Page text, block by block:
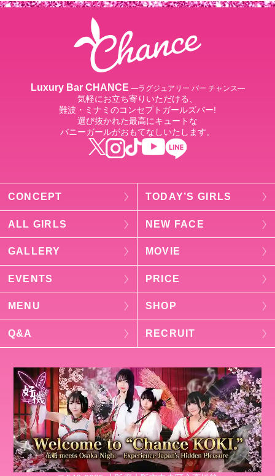
Luxury Bar CHANCE ―ラグジュアリー バー チャンス―
気軽にお立ち寄りいただける、
難波・ミナミのコンセプトガールズバー!
選び抜かれた最高にキュートな
バニーガールがおもてなしいたします。
CONCEPT TODAY’S GIRLS
ALL GIRLS NEW FACE
GALLERY MOVIE
EVENTS PRICE
MENU SHOP
Q&A RECRUIT